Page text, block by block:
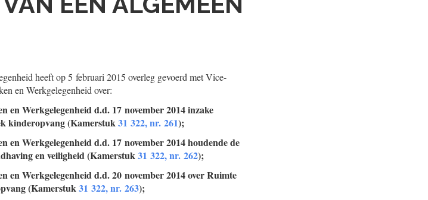
heeft op 5 februari 2015 overleg gevoerd met Vice-
en Werkgelegenheid over:
en Werkgelegenheid d.d. 17 november 2014 inzake
kinderopvang (Kamerstuk31 322, nr. 261);
en Werkgelegenheid d.d. 17 november 2014 houdende de
en veiligheid (Kamerstuk31 322, nr. 262);
en Werkgelegenheid d.d. 20 november 2014 over Ruimte
(Kamerstuk31 322, nr. 263);